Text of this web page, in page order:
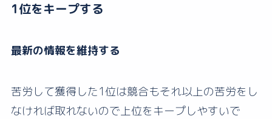
1位をキープする
最新の情報を維持する
苦労して獲得した1位は競合もそれ以上の苦労をし
なければ取れないので上位をキープしやすいで